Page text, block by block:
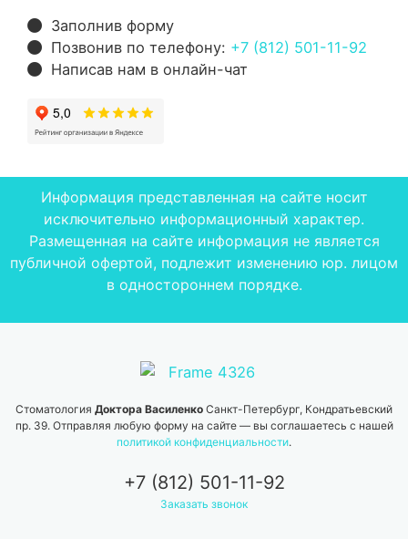
Заполнив форму
Позвонив по телефону: +7 (812) 501-11-92
Написав нам в онлайн-чат
Информация представленная на сайте носит
исключительно информационный характер.
Размещенная на сайте информация не является
публичной офертой, подлежит изменению юр. лицом
в одностороннем порядке.
Стоматология Доктора Василенко Санкт-Петербург, Кондратьевский
пр. 39. Отправляя любую форму на сайте — вы соглашаетесь с нашей
политикой конфиденциальности.
+7 (812) 501-11-92
Заказать звонок